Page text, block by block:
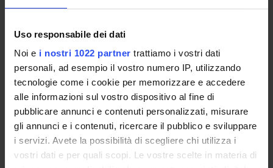
Uso responsabile dei dati
Noi e i nostri 1022 partner trattiamo i vostri dati
personali, ad esempio il vostro numero IP, utilizzando
tecnologie come i cookie per memorizzare e accedere
alle informazioni sul vostro dispositivo al fine di
pubblicare annunci e contenuti personalizzati, misurare
gli annunci e i contenuti, ricercare il pubblico e sviluppare
i servizi. Avete la possibilità di scegliere chi utilizza i
vostri dati e per quali scopi. Le vostre scelte in materia di
Anno accademico
Cerca
Insegnamento